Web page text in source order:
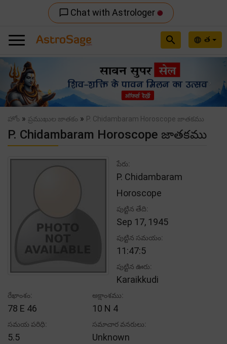
chat_bubble_outline Chat with Astrologer
language త
search
Previous
హోం » ప్రముఖుల జాతకం » P. Chidambaram Horoscope జాతకము
P. Chidambaram Horoscope జాతకము
పేరు:
P. Chidambaram
Horoscope
పుట్టిన తేది:
Sep 17, 1945
పుట్టిన సమయం:
11:47:5
పుట్టిన ఊరు:
Karaikkudi
రేఖాంశం:
78 E 46
అక్షాంశము:
10 N 4
సమయ పరిధి:
5.5
సమాచార వనరులు:
Unknown